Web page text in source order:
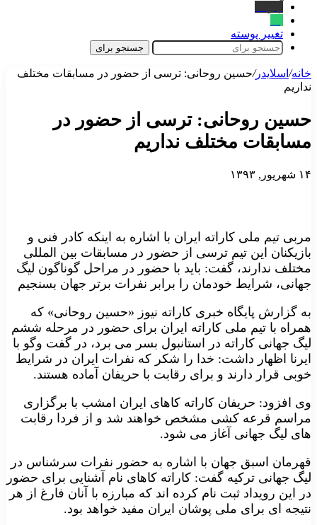
تغییر پوسته
جستجو برای
خانه/ اسلایدر/حسین روحانی: ترسی از حضور در مسابقات مختلف
نداریم
حسین روحانی: ترسی از حضور در
مسابقات مختلف نداریم
۱۴ شهریور, ۱۳۹۳
مربی تیم ملی کاراته ایران با اشاره به اینکه کادر فنی و
بازیکنان این تیم ترسی از حضور در مسابقات بین المللی
مختلف ندارند، گفت: باید با حضور در مراحل گوناگون لیگ
جهانی، شرایط خودمان را برابر نفرات برتر جهان بسنجیم
به گزارش پایگاه خبری کاراته نیوز «حسین روحانی» که
همراه با تیم ملی کاراته ایران برای حضور در مرحله ششم
لیگ جهانی کاراته در استانبول بسر می برد، در گفت وگو با
ایرنا اظهار داشت: خدا را شکر که نفرات ایران در شرایط
خوبی قرار دارند و برای رقابت با حریفان آماده هستند.
وی افزود: حریفان کاراته کاهای ایران امشب با برگزاری
مراسم قرعه کشی مشخص خواهند شد و از فردا رقابت
های لیگ جهانی آغاز می شود.
قهرمان اسبق جهان با اشاره به حضور نفرات سرشناس در
لیگ جهانی ترکیه گفت: کاراته کاهای نام آشنایی برای حضور
در این رویداد ثبت نام کرده اند که مبارزه با آنان فارغ از هر
نتیجه ای برای ملی پوشان ایران مفید خواهد بود.